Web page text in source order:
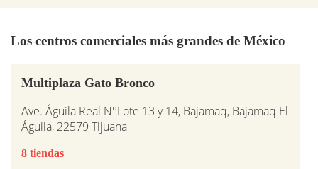
Los centros comerciales más grandes de México
Multiplaza Gato Bronco
Ave. Águila Real N°Lote 13 y 14, Bajamaq, Bajamaq El
Águila, 22579 Tijuana
8 tiendas